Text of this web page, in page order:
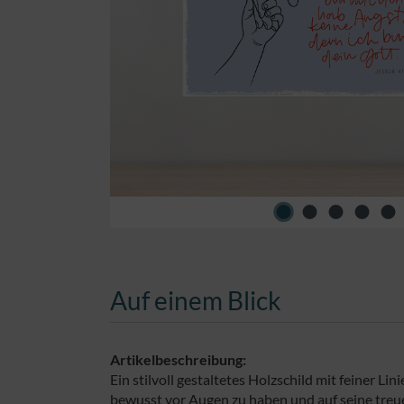
Auf einem Blick
Artikelbeschreibung:
Ein stilvoll gestaltetes Holzschild mit feiner
bewusst vor Augen zu haben und auf seine